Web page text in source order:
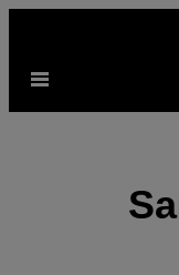
content
Open